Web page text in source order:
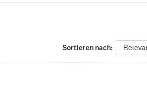
Sortieren nach